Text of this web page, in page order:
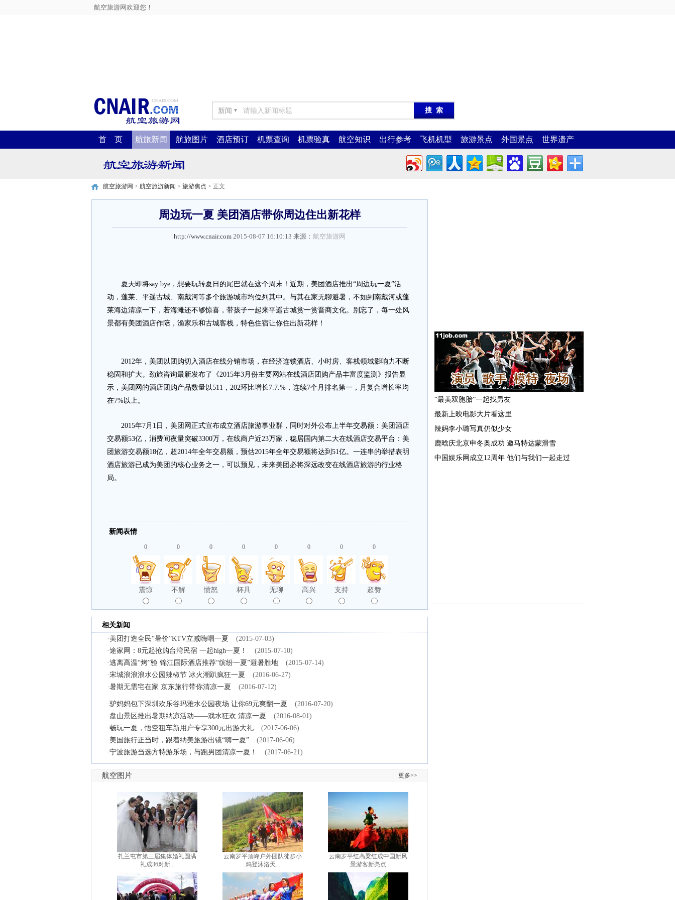
航空旅游网欢迎您！
新闻 ▼
首 页 航旅新闻 航旅图片 酒店预订 机票查询 机票验真 航空知识 出行参考 飞机机型 旅游景点 外国景点 世界遗产
航空旅游网 > 航空旅游新闻 > 旅游焦点 > 正文
周边玩一夏 美团酒店带你周边住出新花样
http://www.cnair.com 2015-08-07 16:10:13 来源： 航空旅游网
夏天即将say bye，想要玩转夏日的尾巴就在这个周末！近期，美团酒店推出“周边玩一夏”活
动，蓬莱、平遥古城、南戴河等多个旅游城市均位列其中。与其在家无聊避暑，不如到南戴河或蓬
莱海边清凉一下，若海滩还不够惊喜，带孩子一起来平遥古城赏一赏晋商文化。别忘了，每一处风
景都有美团酒店作陪，渔家乐和古城客栈，特色住宿让你住出新花样！
2012年，美团以团购切入酒店在线分销市场，在经济连锁酒店、小时房、客栈领域影响力不断
稳固和扩大。劲旅咨询最新发布了《2015年3月份主要网站在线酒店团购产品丰富度监测》报告显
示，美团网的酒店团购产品数量以511，202环比增长7.7.%，连续7个月排名第一，月复合增长率均
在7%以上。
2015年7月1日，美团网正式宣布成立酒店旅游事业群，同时对外公布上半年交易额：美团酒店
交易额53亿，消费间夜量突破3300万，在线商户近23万家，稳居国内第二大在线酒店交易平台：美
团旅游交易额18亿，超2014年全年交易额，预估2015年全年交易额将达到51亿。一连串的举措表明
酒店旅游已成为美团的核心业务之一，可以预见，未来美团必将深远改变在线酒店旅游的行业格
局。
新闻表情
0
震惊
0
不解
0
愤怒
0
杯具
0
无聊
0
高兴
0
支持
0
超赞
相关新闻
· 美团打造全民“暑价”KTV立减嗨唱一夏
(2015-07-03)
·途家网：8元起抢购台湾民宿 一起high一夏！
(2015-07-10)
·逃离高温“烤”验 锦江国际酒店推荐“缤纷一夏”避暑胜地
(2015-07-14)
·宋城浪浪浪水公园辣椒节 冰火潮趴疯狂一夏
(2016-06-27)
·暑期无需宅在家 京东旅行带你清凉一夏 (2016-07-12)
·驴妈妈包下深圳欢乐谷玛雅水公园夜场 让你69元爽翻一夏
(2016-07-20)
·盘山景区推出暑期纳凉活动——戏水狂欢 清凉一夏
(2016-08-01)
·畅玩一夏，悟空租车新用户专享300元出游大礼
(2017-06-06)
· 美国旅行正当时，跟着纳美旅游出镜“嗨一夏”
(2017-06-06)
·宁波旅游当选方特游乐场，与跑男团清凉一夏！ (2017-06-21)
航空图片 更多>>
扎兰屯市第三届集体婚礼圆满
礼成36对新...
云南罗平顶峰户外团队徒步小
鸡登沐浴天...
云南罗平红高粱红成中国新风
景游客新亮点